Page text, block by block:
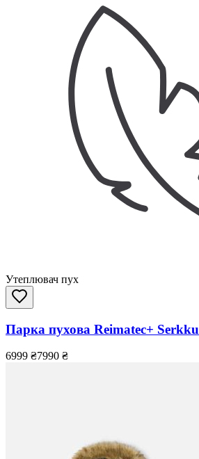
Утеплювач пух
Парка пухова Reimatec+ Serkku
6999 ₴7990 ₴